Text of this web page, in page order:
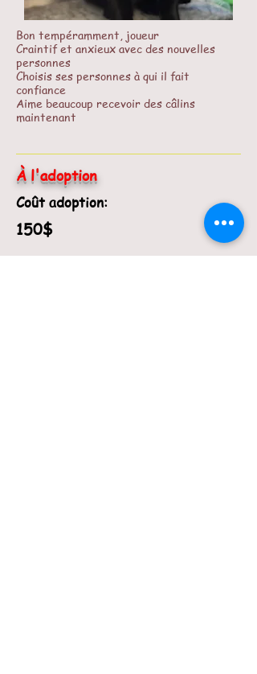
Bon tempéramment, joueur
Craintif et anxieux avec des nouvelles
personnes
Choisis ses personnes à qui il fait
confiance
Aime beaucoup recevoir des câlins
maintenant
À l'adoption
Coût adoption:
150$